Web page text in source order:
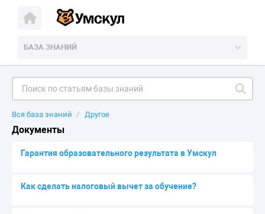
БАЗА ЗНАНИЙ
Вся база знаний Другое
Документы
Гарантия образовательного результата в Умскул
Как сделать налоговый вычет за обучение?